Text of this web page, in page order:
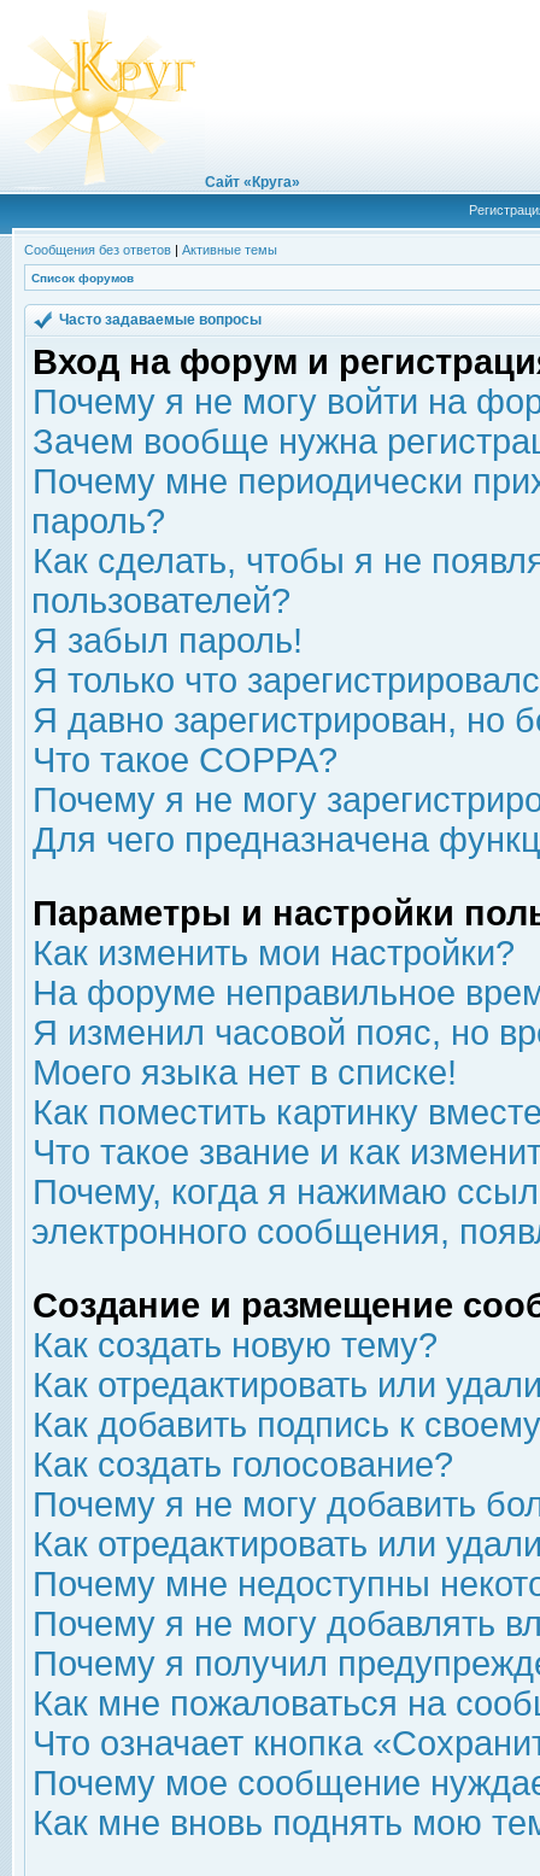
Сайт «Круга»
Сообщения без ответов | Активные темы
Список форумов
Часто задаваемые вопросы
Вход на форум и
Почему я не могу войти на
Зачем вообще нужна
Почему мне периодически
пароль?
Как сделать, чтобы я не
пользователей?
Я забыл пароль!
Я только что
Я давно зарегистрирован, но
Что такое COPPA?
Почему я не могу
Для чего предназначена
Параметры и настройки
Как изменить мои настройки?
На форуме неправильное
Я изменил часовой пояс, но
Моего языка нет в списке!
Как поместить картинку
Что такое звание и как
Почему, когда я нажимаю
электронного сообщения,
Создание и размещение
Как создать новую тему?
Как отредактировать или
Как добавить подпись к
Как создать голосование?
Почему я не могу добавить
Как отредактировать или
Почему мне недоступны
Почему я не могу добавлять
Почему я получил
Как мне пожаловаться на
Что означает кнопка
Почему мое сообщение
Как мне вновь поднять мою